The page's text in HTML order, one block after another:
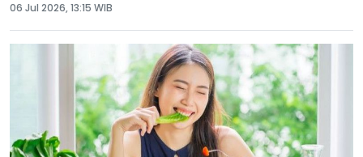
06 Jul 2026, 13:15 WIB